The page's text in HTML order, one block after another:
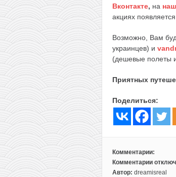
Вконтакте, на
акциях
Возможно, Вам
украинцев) и
(дешевые полеты
Приятных
Поделиться:
Комментарии:
Комментарии
к
Автор: dreamisreal